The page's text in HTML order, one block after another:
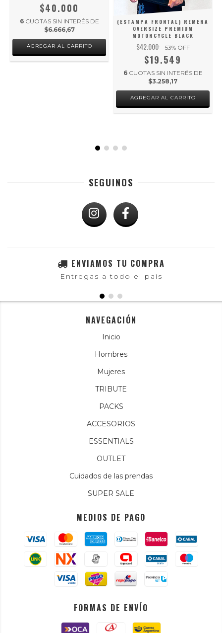
$40.000
6 CUOTAS SIN INTERÉS DE
$6.666,67
AGREGAR AL CARRITO
(ESTAMPA FRONTAL) REMERA
OVERSIZE PREMIUM
MOTORCYCLE BLACK
$42.000 53% OFF
$19.549
6 CUOTAS SIN INTERÉS DE
$3.258,17
AGREGAR AL CARRITO
SEGUINOS
ENVIAMOS TU COMPRA
Entregas a todo el país
NAVEGACIÓN
Inicio
Hombres
Mujeres
TRIBUTE
PACKS
ACCESORIOS
ESSENTIALS
OUTLET
Cuidados de las prendas
SUPER SALE
MEDIOS DE PAGO
FORMAS DE ENVÍO